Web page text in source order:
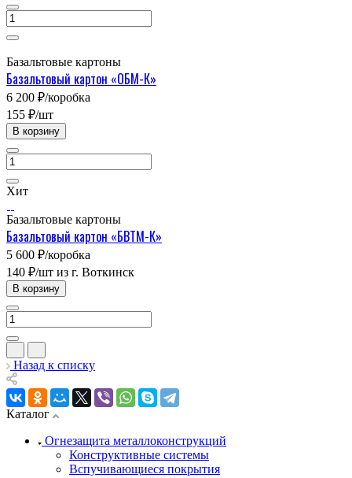
Базальтовые картоны
Базальтовый картон «ОБМ-К»
6 200 ₽/коробка
155 ₽/шт
В корзину
Хит
Базальтовые картоны
Базальтовый картон «БВТМ-К»
5 600 ₽/коробка
140 ₽/шт из г. Воткинск
В корзину
Назад к списку
Каталог
Огнезащита металлоконструкций
Конструктивные системы
Вспучивающиеся покрытия